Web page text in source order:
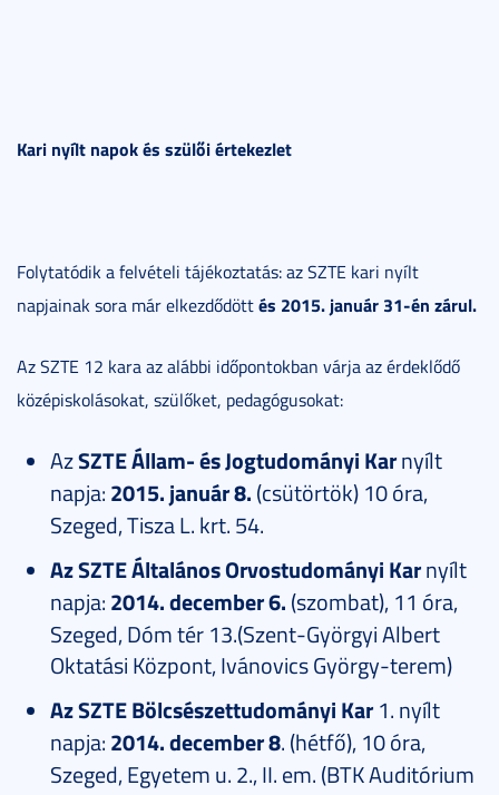
Kari nyílt napok és szülői értekezlet
Folytatódik a felvételi tájékoztatás: az SZTE kari nyílt
napjainak sora már elkezdődöttés 2015. január 31-én zárul.
Az SZTE 12 kara az alábbi időpontokban várja az érdeklődő
középiskolásokat, szülőket, pedagógusokat:
AzSZTE Állam- és Jogtudományi Karnyílt
napja: 2015. január 8. (csütörtök) 10 óra,
Szeged, Tisza L. krt. 54.
Az SZTE Általános Orvostudományi Karnyílt
napja: 2014. december 6. (szombat), 11 óra,
Szeged, Dóm tér 13.(Szent-Györgyi Albert
Oktatási Központ, Ivánovics György-terem)
Az SZTE Bölcsészettudományi Kar1. nyílt
napja: 2014. december 8. (hétfő), 10 óra,
Szeged, Egyetem u. 2., II. em. (BTK Auditórium